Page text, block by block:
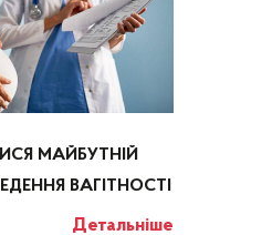
МАЙБУТНІЙ
ВАГІТНОСТІ
Детальніше